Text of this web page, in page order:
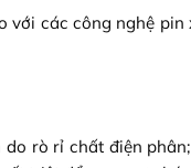
với các công nghệ pin
rò rỉ chất điện